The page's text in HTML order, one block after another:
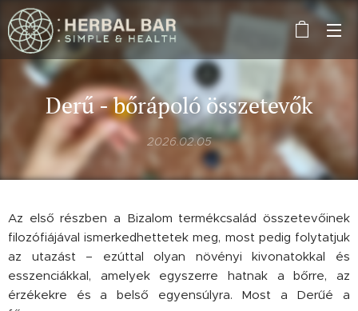
Derű - bőrápoló összetevők
2026.02.05
Az első részben a Bizalom termékcsalád összetevőinek
filozófiájával ismerkedhettetek meg, most pedig folytatjuk
az utazást – ezúttal olyan növényi kivonatokkal és
esszenciákkal, amelyek egyszerre hatnak a bőrre, az
érzékekre és a belső egyensúlyra. Most a Derűé a